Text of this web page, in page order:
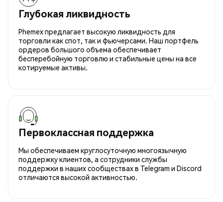
Глубокая ликвидность
Phemex предлагает высокую ликвидность для
торговли как спот, так и фьючерсами. Наш портфель
ордеров большого объема обеспечивает
бесперебойную торговлю и стабильные цены на все
котируемые активы.
Первоклассная поддержка
Мы обеспечиваем круглосуточную многоязычную
поддержку клиентов, а сотрудники службы
поддержки в наших сообществах в Telegram и Discord
отличаются высокой активностью.